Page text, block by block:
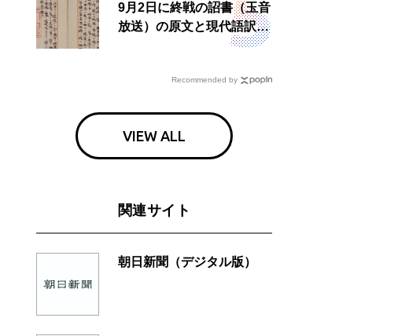
9月2日に終戦の詔書（玉音
放送）の原文と現代語訳を
読む もう一つの「終戦の
Recommended by
VIEW ALL
関連サイト
朝日新聞（デジタル版）